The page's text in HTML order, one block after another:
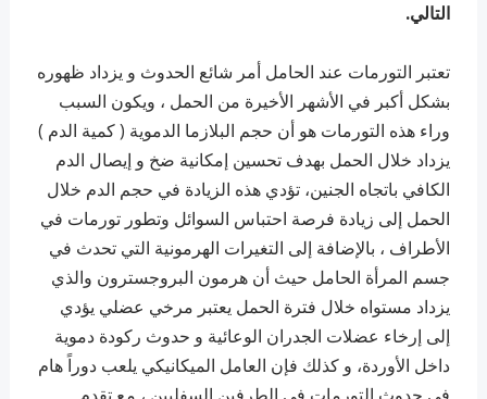
التالي.
تعتبر التورمات عند الحامل أمر شائع الحدوث و يزداد ظهوره
بشكل أكبر في الأشهر الأخيرة من الحمل ، ويكون السبب
وراء هذه التورمات هو أن حجم البلازما الدموية ( كمية الدم )
يزداد خلال الحمل بهدف تحسين إمكانية ضخ و إيصال الدم
الكافي باتجاه الجنين، تؤدي هذه الزيادة في حجم الدم خلال
الحمل إلى زيادة فرصة احتباس السوائل وتطور تورمات في
الأطراف ، بالإضافة إلى التغيرات الهرمونية التي تحدث في
جسم المرأة الحامل حيث أن هرمون البروجسترون والذي
يزداد مستواه خلال فترة الحمل يعتبر مرخي عضلي يؤدي
إلى إرخاء عضلات الجدران الوعائية و حدوث ركودة دموية
داخل الأوردة، و كذلك فإن العامل الميكانيكي يلعب دوراً هام